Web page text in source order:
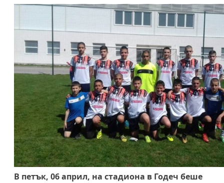
В петък, 06 април, на стадиона в Годеч беше